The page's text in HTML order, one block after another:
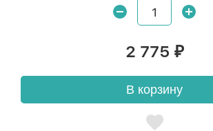
2 775 ₽
В корзину